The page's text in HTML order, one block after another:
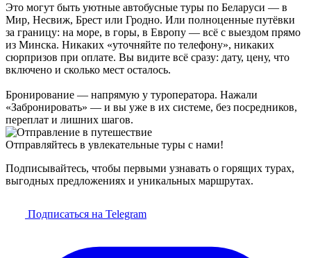
Это могут быть уютные автобусные туры по Беларуси — в
Мир, Несвиж, Брест или Гродно. Или полноценные путёвки
за границу: на море, в горы, в Европу — всё с выездом прямо
из Минска. Никаких «уточняйте по телефону», никаких
сюрпризов при оплате. Вы видите всё сразу: дату, цену, что
включено и сколько мест осталось.
Бронирование — напрямую у туроператора. Нажали
«Забронировать» — и вы уже в их системе, без посредников,
переплат и лишних шагов.
Отправляйтесь в увлекательные туры с нами!
Подписывайтесь, чтобы первыми узнавать о горящих турах,
выгодных предложениях и уникальных маршрутах.
Подписаться на Telegram